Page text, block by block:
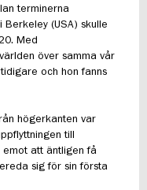
terminerna
(USA) skulle
Med
över samma vår
och hon fanns
högerkanten var
till
emot att äntligen få
sig för sin första